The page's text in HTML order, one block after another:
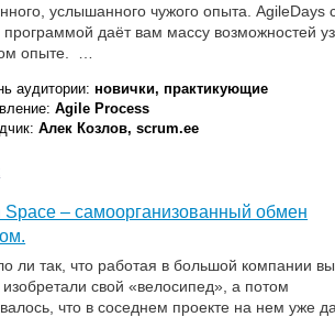
услышанного чужого опыта. AgileDays
программой даёт вам массу возможностей
опыте. …
аудитории:новички, практикующие
Agile Process
Алек Козлов, scrum.ee
Space – самоорганизованный обмен
ли так, что работая в большой компании вы
изобретали свой «велосипед», а потом
что в соседнем проекте на нем уже